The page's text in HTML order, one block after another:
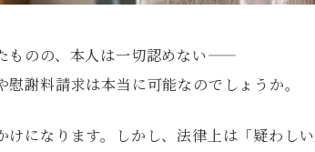
のの、本人は一切認めない――
謝料請求は本当に可能なのでしょうか。
になります。しかし、法律上は「疑わしい